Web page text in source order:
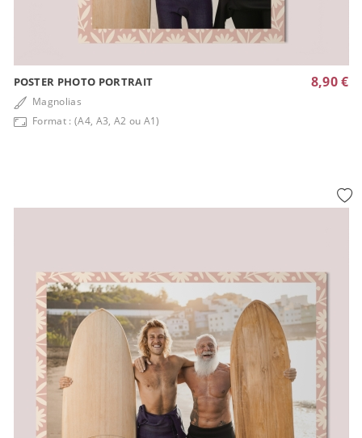
POSTER PHOTO PORTRAIT
Magnolias
Format : (A4, A3, A2 ou A1)
8,90 €